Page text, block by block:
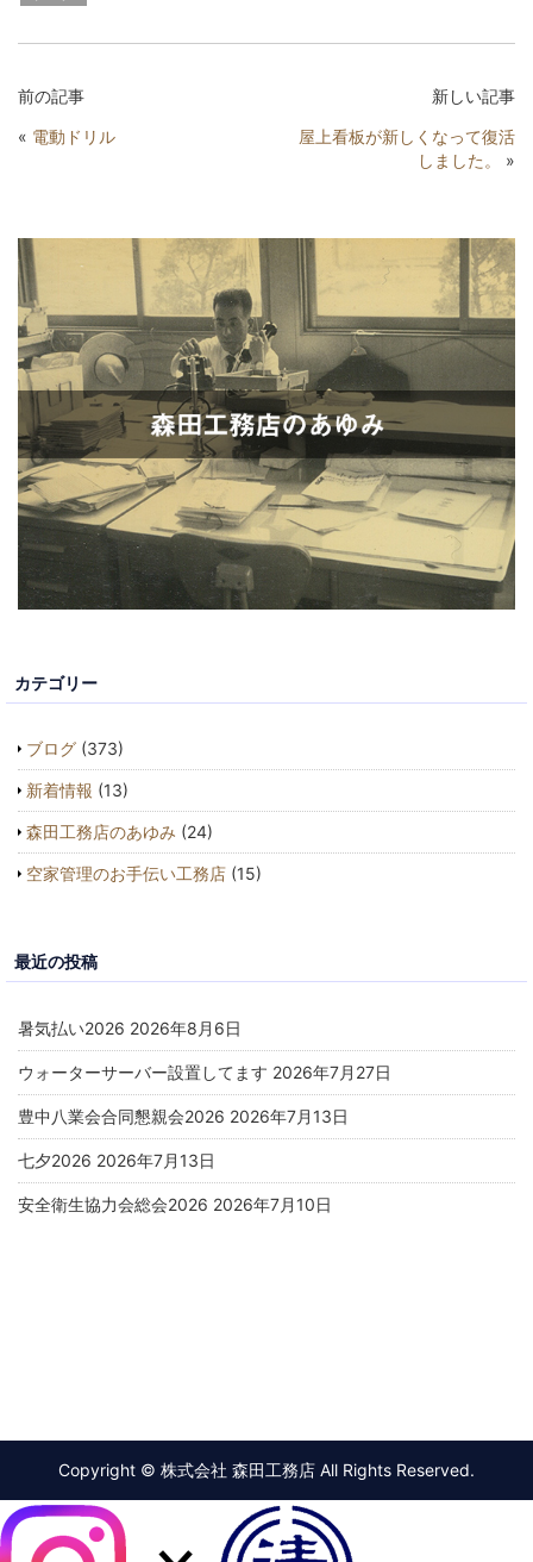
前の記事
« 電動ドリル
新しい記事
屋上看板が新しくなって復活
しました。
»
カテゴリー
ブログ (373)
新着情報 (13)
森田工務店のあゆみ (24)
空家管理のお手伝い工務店 (15)
最近の投稿
暑気払い2026 2026年8月6日
ウォーターサーバー設置してます 2026年7月27日
豊中八業会合同懇親会2026 2026年7月13日
七夕2026 2026年7月13日
安全衛生協力会総会2026 2026年7月10日
Copyright © 株式会社 森田工務店 All Rights Reserved.